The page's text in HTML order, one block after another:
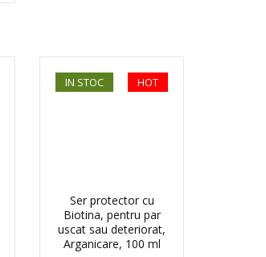
HOT
IN STOC
Ser protector cu
Biotina, pentru par
uscat sau deteriorat,
Arganicare, 100 ml